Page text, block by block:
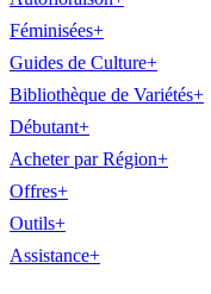
Féminisées+
Guides de Culture+
Bibliothèque de Variétés+
Débutant+
Acheter par Région+
Offres+
Outils+
Assistance+